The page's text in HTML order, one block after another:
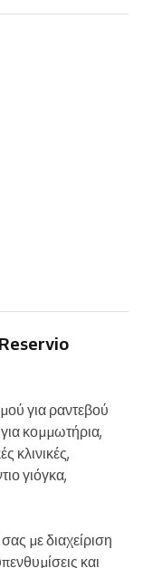
για ραντεβού
κομμωτήρια,
κλινικές,
γιόγκα,
με διαχείριση
και